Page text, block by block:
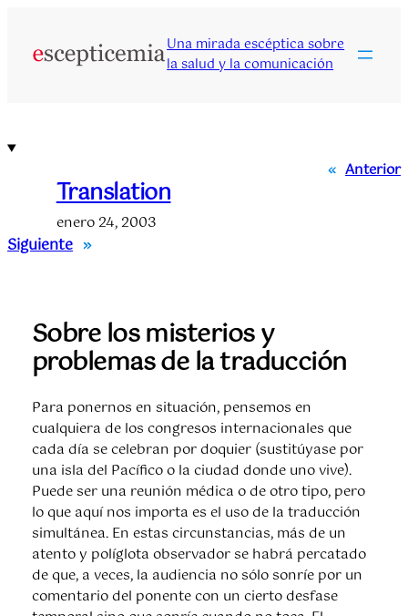
contenido
Una mirada escéptica sobre
la salud y la comunicación
« Anterior
Translation
enero 24, 2003
Siguiente »
Sobre los misterios y
problemas de la traducción
Para ponernos en situación, pensemos en
cualquiera de los congresos internacionales que
cada día se celebran por doquier (sustitúyase por
una isla del Pacífico o la ciudad donde uno vive).
Puede ser una reunión médica o de otro tipo, pero
lo que aquí nos importa es el uso de la traducción
simultánea. En estas circunstancias, más de un
atento y políglota observador se habrá percatado
de que, a veces, la audiencia no sólo sonríe por un
comentario del ponente con un cierto desfase